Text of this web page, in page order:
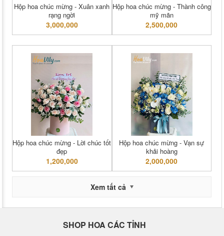
Hộp hoa chúc mừng - Xuân xanh
rạng ngời
3,000,000
Hộp hoa chúc mừng - Thành công
mỹ mãn
2,500,000
Hộp hoa chúc mừng - Lời chúc tốt
đẹp
1,200,000
Hộp hoa chúc mừng - Vạn sự
khải hoàng
2,000,000
Xem tất cả
SHOP HOA CÁC TỈNH